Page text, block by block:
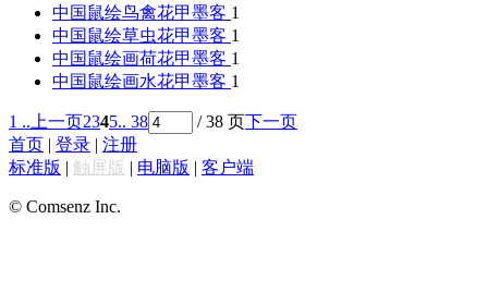
中国鼠绘鸟禽花甲墨客 1
中国鼠绘草虫花甲墨客 1
中国鼠绘画荷花甲墨客 1
中国鼠绘画水花甲墨客 1
1 .. 上一页2345.. 38 / 38 页下一页
首页 | 登录 | 注册
标准版 | 触屏版 | 电脑版 | 客户端
© Comsenz Inc.